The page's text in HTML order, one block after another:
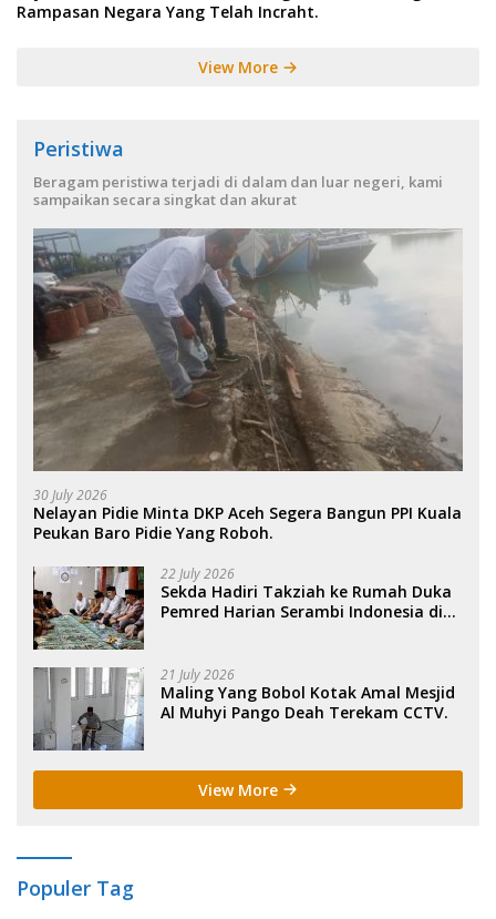
Rampasan Negara Yang Telah Incraht.
View More
Peristiwa
Beragam peristiwa terjadi di dalam dan luar negeri, kami
sampaikan secara singkat dan akurat
30 July 2026
Nelayan Pidie Minta DKP Aceh Segera Bangun PPI Kuala
Peukan Baro Pidie Yang Roboh.
22 July 2026
Sekda Hadiri Takziah ke Rumah Duka
Pemred Harian Serambi Indonesia di
21 July 2026
Maling Yang Bobol Kotak Amal Mesjid
Al Muhyi Pango Deah Terekam CCTV.
View More
Populer Tag